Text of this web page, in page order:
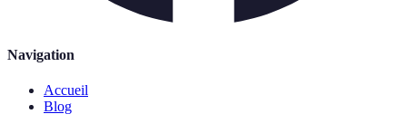
Navigation
Accueil
Blog